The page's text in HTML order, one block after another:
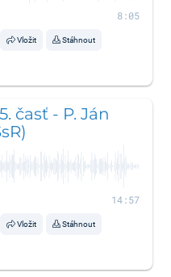
8:05
Vložit Stáhnout
časť - P. Ján
14:57
Vložit Stáhnout